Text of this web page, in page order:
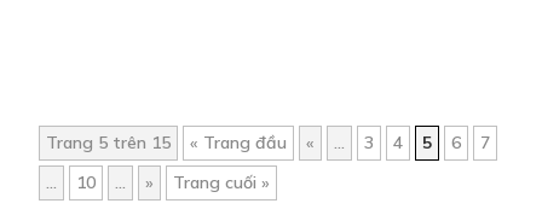
Trang 5 trên 15 « Trang đầu « ... 3 4 5 6
7
...
10 ... » Trang cuối »